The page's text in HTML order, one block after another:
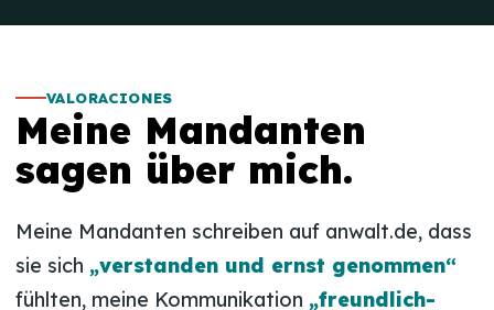
VALORACIONES
Meine Mandanten
sagen über mich.
Meine Mandanten schreiben auf anwalt.de, dass
sie sich „verstanden und ernst genommen“
fühlten, meine Kommunikation „freundlich-